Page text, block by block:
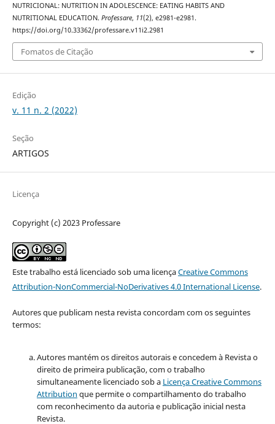
NUTRICIONAL: NUTRITION IN ADOLESCENCE: EATING HABITS AND
NUTRITIONAL EDUCATION. Professare, 11(2), e2981-e2981.
https://doi.org/10.33362/professare.v11i2.2981
Fomatos de Citação
Edição
v. 11 n. 2 (2022)
Seção
ARTIGOS
Licença
Copyright (c) 2023 Professare
Este trabalho está licenciado sob uma licençaCreative Commons
Attribution-NonCommercial-NoDerivatives 4.0 International License.
Autores que publicam nesta revista concordam com os seguintes
termos:
Autores mantém os direitos autorais e concedem à Revista o
direito de primeira publicação, com o trabalho
simultaneamente licenciado sob a Licença Creative Commons
Attribution que permite o compartilhamento do trabalho
com reconhecimento da autoria e publicação inicial nesta
Revista.